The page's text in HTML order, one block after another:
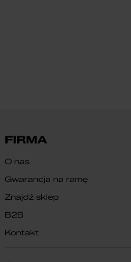
FIRMA
O nas
Gwarancja na ramę
Znajdź sklep
B2B
Kontakt